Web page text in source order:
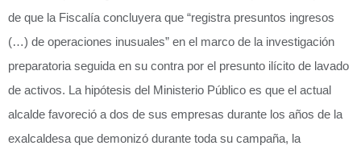
de que la Fiscalía concluyera que “registra presuntos ingresos
(…) de operaciones inusuales” en el marco de la investigación
preparatoria seguida en su contra por el presunto ilícito de lavado
de activos. La hipótesis del Ministerio Público es que el actual
alcalde favoreció a dos de sus empresas durante los años de la
exalcaldesa que demonizó durante toda su campaña, la